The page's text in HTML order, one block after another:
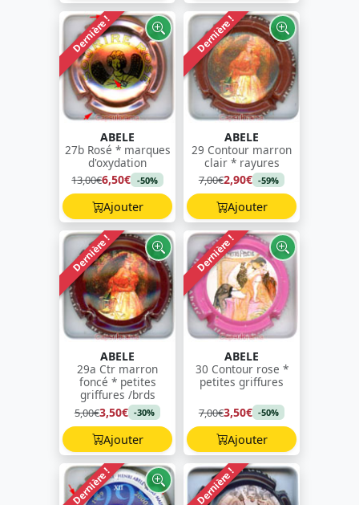
Dernière !
ABELE
27b Rosé * marques
d'oxydation
13,00€6,50€ -50%
Ajouter
Dernière !
ABELE
29 Contour marron
clair * rayures
7,00€2,90€ -59%
Ajouter
Dernière !
ABELE
29a Ctr marron
foncé * petites
griffures /brds
5,00€3,50€ -30%
Ajouter
Dernière !
ABELE
30 Contour rose *
petites griffures
7,00€3,50€ -50%
Ajouter
Dernière ! Dernière !